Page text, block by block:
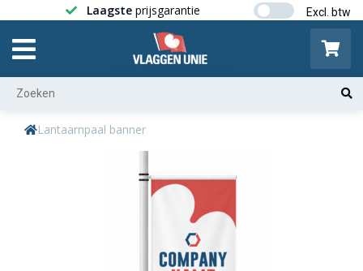
Laagste prijsgarantie Gratis
Lantaarnpaal banner